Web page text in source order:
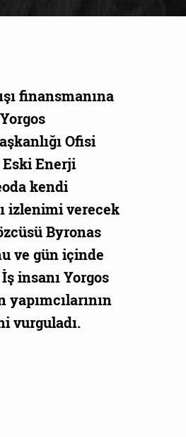
finansmanına
Ofisi
Eski Enerji
kendi
izlenimi verecek
Byronas
ve gün içinde
insanı Yorgos
vurguladı.